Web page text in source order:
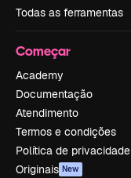
Todas as ferramentas
Começar
Academy
Documentação
Atendimento
Termos e condições
Política de privacidade
Originais New